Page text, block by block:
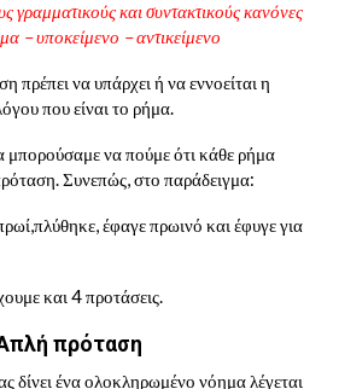
γραμματικούς και συντακτικούς κανόνες
– υποκείμενο – αντικείμενο
πρέπει να υπάρχει ή να εννοείται η
που είναι το ρήμα.
να πούμε ότι κάθε ρήμα
Συνεπώς, στο παράδειγμα:
έφαγε πρωινό και έφυγε για
και 4 προτάσεις.
πρόταση
δίνει ένα ολοκληρωμένο νόημα λέγεται